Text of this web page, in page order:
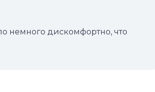
немного дискомфортно, что